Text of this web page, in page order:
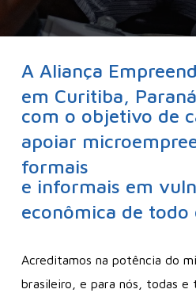
A Aliança
em Curitiba,
com o objetivo de
apoiar
formais
e informais em
econômica de todo
Acreditamos na potência do
brasileiro, e para nós, todas e